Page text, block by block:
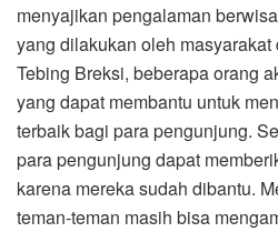
menyajikan pengalaman
yang dilakukan oleh masyarakat
Tebing Breksi, beberapa orang
yang dapat membantu untuk
terbaik bagi para pengunjung.
para pengunjung dapat
karena mereka sudah dibantu.
teman-teman masih bisa